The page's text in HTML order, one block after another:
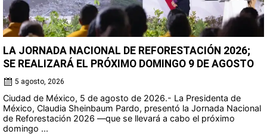
LA JORNADA NACIONAL DE REFORESTACIÓN 2026;
SE REALIZARÁ EL PRÓXIMO DOMINGO 9 DE AGOSTO
5 agosto, 2026
Ciudad de México, 5 de agosto de 2026.- La Presidenta de
México, Claudia Sheinbaum Pardo, presentó la Jornada Nacional
de Reforestación 2026 —que se llevará a cabo el próximo
domingo ...